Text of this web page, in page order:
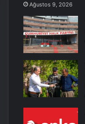
Ağustos 9, 2026